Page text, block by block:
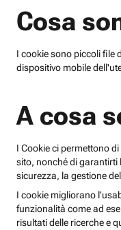
Cosa
I cookie sono piccoli file
dispositivo mobile
A cosa
I Cookie ci permettono
sito, nonché di garantirti
sicurezza, la gestione
I cookie migliorano
funzionalità come ad
risultati delle ricerche e